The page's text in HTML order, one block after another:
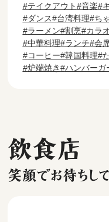
テイクアウト
音楽
ダンス
台湾料理 ち
ラーメン 割烹 カラ
中華料理 ランチ 会
コーヒー 韓国料理
炉端焼き
ハンバーガ
飲食店
笑顔でお待ちして